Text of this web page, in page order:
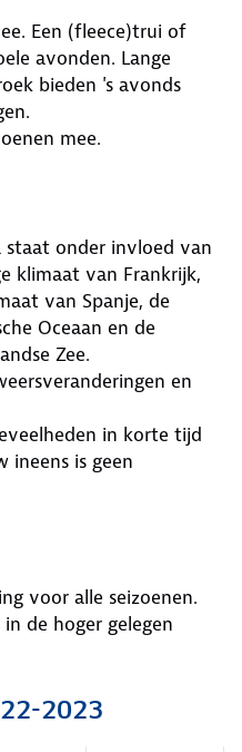
Een (fleece)trui of
avonden. Lange
bieden 's avonds
mee.
onder invloed van
klimaat van Frankrijk,
van Spanje, de
Oceaan en de
Zee.
en
in korte tijd
ineens is geen
voor alle seizoenen.
de hoger gelegen
2023